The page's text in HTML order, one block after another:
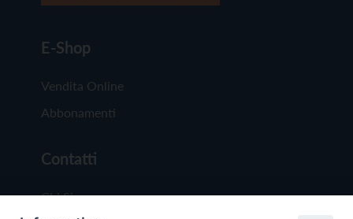
E-Shop
Vendita Online
Abbonamenti
Contatti
Chi Siamo